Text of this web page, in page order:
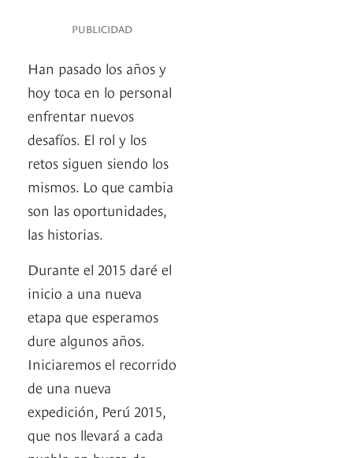
PUBLICIDAD
Han pasado los años y
hoy toca en lo personal
enfrentar nuevos
desafíos. El rol y los
retos siguen siendo los
mismos. Lo que cambia
son las oportunidades,
las historias.
Durante el 2015 daré el
inicio a una nueva
etapa que esperamos
dure algunos años.
Iniciaremos el recorrido
de una nueva
expedición, Perú 2015,
que nos llevará a cada